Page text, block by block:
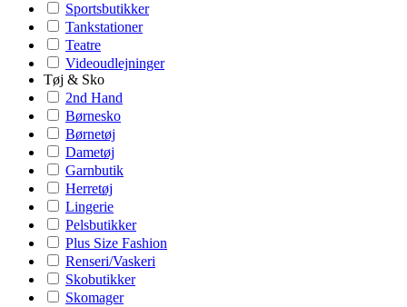
Sportsbutikker
Tankstationer
Teatre
Videoudlejninger
Tøj & Sko
2nd Hand
Børnesko
Børnetøj
Dametøj
Garnbutik
Herretøj
Lingerie
Pelsbutikker
Plus Size Fashion
Renseri/Vaskeri
Skobutikker
Skomager